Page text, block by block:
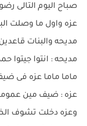
صباح اليوم التالى
عزه واول ما وصلت
مديحه والبنات
مديحه : انتوا جيتوا
ماما ماما عزه فى
عزه : ضيف مين عموما
وعزه دخلت تشوف